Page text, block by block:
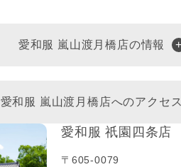
愛和服 嵐山渡月橋店の情報
愛和服 嵐山渡月橋店へのアクセス
愛和服 祇園四条店
〒605-0079